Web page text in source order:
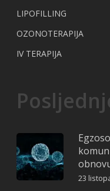
LIPOFILLING
OZONOTERAPIJA
IV TERAPIJA
23